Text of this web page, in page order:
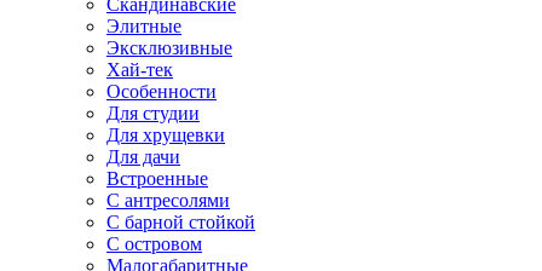
Скандинавские
Элитные
Эксклюзивные
Хай-тек
Особенности
Для студии
Для хрущевки
Для дачи
Встроенные
С антресолями
С барной стойкой
С островом
Малогабаритные